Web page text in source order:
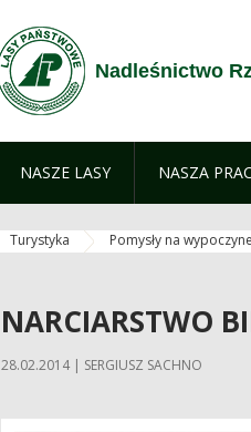
Nadleśnictwo
NASZE LASY NASZA
Turystyka Pomysły na
NARCIARSTWO
28.02.2014 | SERGIUSZ SACHNO